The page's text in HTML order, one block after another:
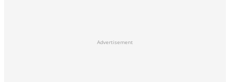
Advertisement